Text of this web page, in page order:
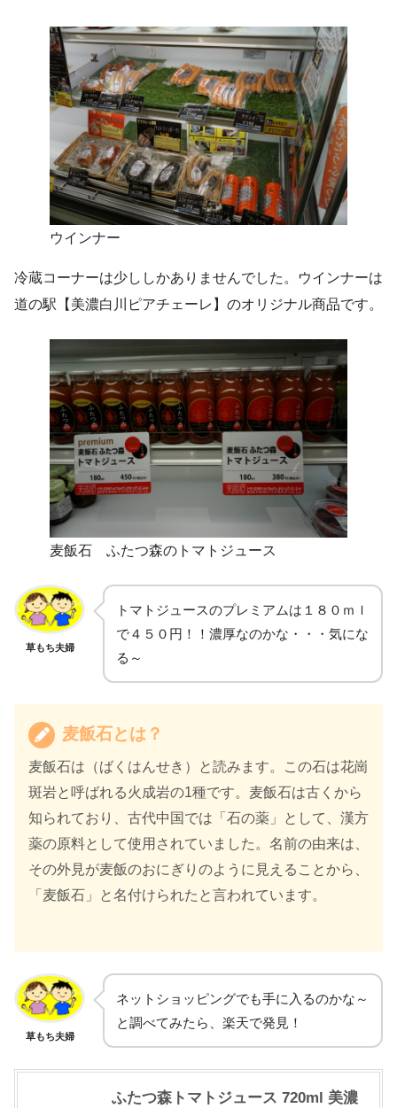
ウインナー
冷蔵コーナーは少ししかありませんでした。ウインナーは
道の駅【美濃白川ピアチェーレ】のオリジナル商品です。
麦飯石 ふたつ森のトマトジュース
草もち夫婦
トマトジュースのプレミアムは１８０ｍｌ
で４５０円！！濃厚なのかな・・・気にな
る～
麦飯石とは？
麦飯石は（ばくはんせき）と読みます。この石は花崗
斑岩と呼ばれる火成岩の1種です。麦飯石は古くから
知られており、古代中国では「石の薬」として、漢方
薬の原料として使用されていました。名前の由来は、
その外見が麦飯のおにぎりのように見えることから、
「麦飯石」と名付けられたと言われています。
草もち夫婦
ネットショッピングでも手に入るのかな～
と調べてみたら、楽天で発見！
ふたつ森トマトジュース 720ml 美濃